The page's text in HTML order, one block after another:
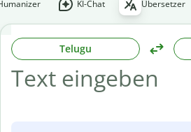
KI-Chat Übersetzer
Telugu